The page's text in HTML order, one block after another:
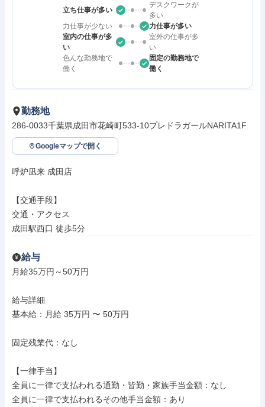
立ち仕事が多い
デスクワークが
多い
力仕事が少ない
力仕事が多い
室内の仕事が多
い
室外の仕事が多
い
色んな勤務地で
働く
固定の勤務地で
働く
勤務地
286-0033千葉県成田市花崎町533-10プレドラガールNARITA1F
Googleマップで開く
呼炉凪来 成田店
【交通手段】
交通・アクセス
成田駅西口 徒歩5分
給与
月給35万円～50万円
給与詳細
基本給：月給 35万円 〜 50万円
固定残業代：なし
【一律手当】
全員に一律で支払われる通勤・皆勤・家族手当金額：なし
全員に一律で支払われるその他手当金額：あり